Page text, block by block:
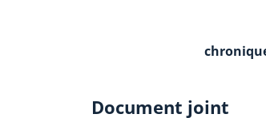
Document joint